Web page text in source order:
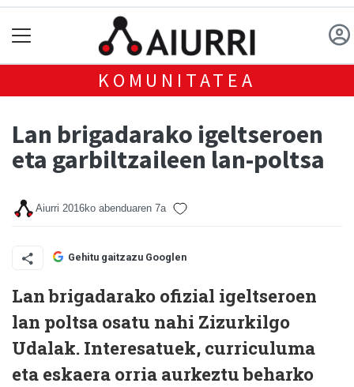
KOMUNITATEA
Lan brigadarako igeltseroen
eta garbiltzaileen lan-poltsa
Aiurri 2016ko abenduaren 7a
Gehitu gaitzazu Googlen
Lan brigadarako ofizial igeltseroen
lan poltsa osatu nahi Zizurkilgo
Udalak. Interesatuek, curriculuma
eta eskaera orria aurkeztu beharko